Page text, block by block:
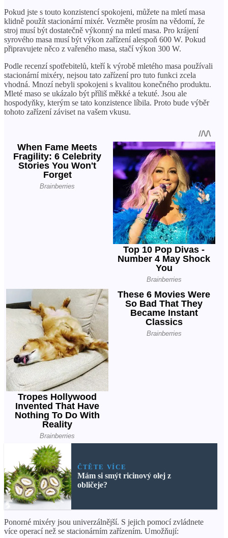
Pokud jste s touto konzistencí spokojeni, můžete na mletí masa
klidně použít stacionární mixér. Vezměte prosím na vědomí, že
stroj musí být dostatečně výkonný na mletí masa. Pro krájení
syrového masa musí být výkon zařízení alespoň 600 W. Pokud
připravujete něco z vařeného masa, stačí výkon 300 W.
Podle recenzí spotřebitelů, kteří k výrobě mletého masa používali
stacionární mixéry, nejsou tato zařízení pro tuto funkci zcela
vhodná. Mnozí nebyli spokojeni s kvalitou konečného produktu.
Mleté maso se ukázalo být příliš měkké a tekuté. Jsou ale
hospodyňky, kterým se tato konzistence líbila. Proto bude výběr
tohoto zařízení záviset na vašem vkusu.
ČTĚTE VÍCE
Mám si smýt ricinový olej z
obličeje?
Ponorné mixéry jsou univerzálnější. S jejich pomocí zvládnete
více operací než se stacionárním zařízením. Umožňují: